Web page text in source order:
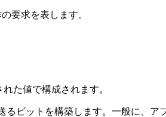
要求を表します。
た値で構成されます。
ビットを構築します。一般に、